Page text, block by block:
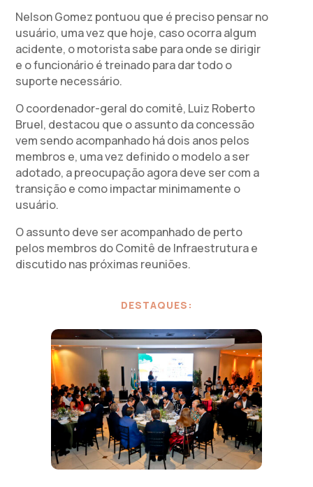
Nelson Gomez pontuou que é preciso pensar no
usuário, uma vez que hoje, caso ocorra algum
acidente, o motorista sabe para onde se dirigir
e o funcionário é treinado para dar todo o
suporte necessário.
O coordenador-geral do comitê, Luiz Roberto
Bruel, destacou que o assunto da concessão
vem sendo acompanhado há dois anos pelos
membros e, uma vez definido o modelo a ser
adotado, a preocupação agora deve ser com a
transição e como impactar minimamente o
usuário.
O assunto deve ser acompanhado de perto
pelos membros do Comitê de Infraestrutura e
discutido nas próximas reuniões.
DESTAQUES: